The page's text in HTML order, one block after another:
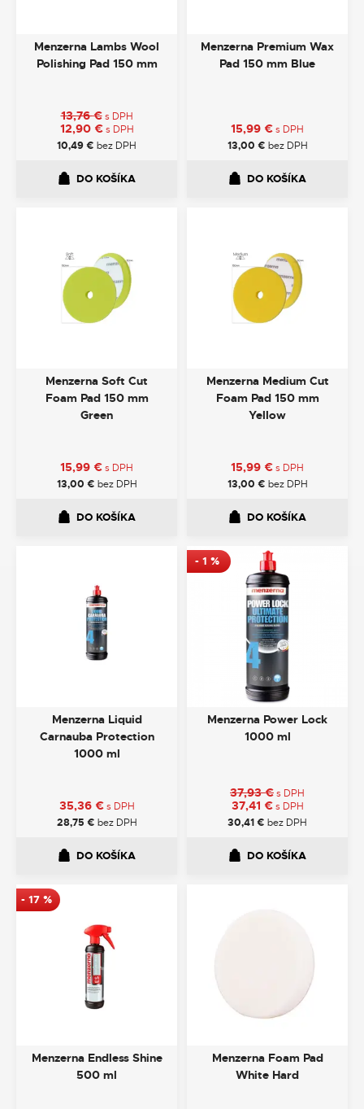
Menzerna Lambs Wool
Polishing Pad 150 mm
13,76€ s DPH
12,90 € s DPH
10,49€ bez DPH
DO KOŠÍKA
Menzerna Premium Wax
Pad 150 mm Blue
15,99 €s DPH
13,00 € bez DPH
DO KOŠÍKA
Menzerna Soft Cut
Foam Pad 150 mm
Green
15,99 €s DPH
13,00 € bez DPH
DO KOŠÍKA
Menzerna Medium Cut
Foam Pad 150 mm
Yellow
15,99 €s DPH
13,00 € bez DPH
DO KOŠÍKA
Menzerna Liquid
Carnauba Protection
1000 ml
35,36 € s DPH
28,75 € bez DPH
DO KOŠÍKA
- 1 %
Menzerna Power Lock
1000 ml
37,93€s DPH
37,41 € s DPH
30,41€ bez DPH
DO KOŠÍKA
- 17 %
Menzerna Endless Shine
500 ml
Menzerna Foam Pad
White Hard